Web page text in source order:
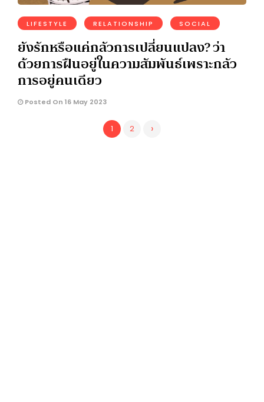
LIFESTYLE RELATIONSHIP SOCIAL
ยังรักหรือแค่กลัวการเปลี่ยนแปลง? ว่า
ด้วยการฝืนอยู่ในความสัมพันธ์เพราะกลัว
การอยู่คนเดียว
Posted On 16 May 2023
1 2 ›